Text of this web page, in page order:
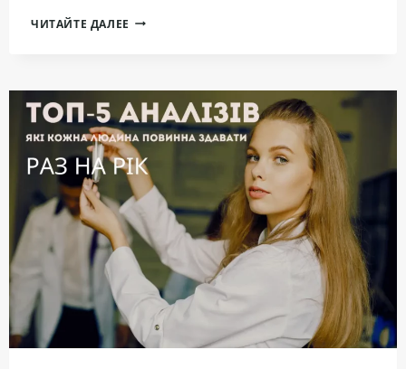
ЧИТАЙТЕ ДАЛЕЕ ЗАПАХ
ЛЮДЕЙ:
ПРИЧИНЫ
УТРЕННЕГО
ГАЛИТОЗА